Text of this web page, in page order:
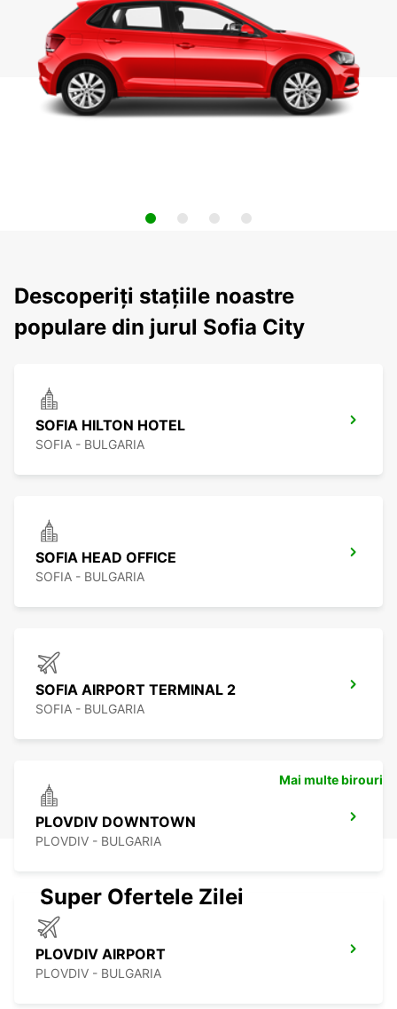
Descoperiți stațiile noastre
populare din jurul Sofia City
SOFIA HILTON HOTEL
SOFIA - BULGARIA
SOFIA HEAD OFFICE
SOFIA - BULGARIA
SOFIA AIRPORT TERMINAL 2
SOFIA - BULGARIA
PLOVDIV DOWNTOWN
PLOVDIV - BULGARIA
PLOVDIV AIRPORT
PLOVDIV - BULGARIA
Mai multe birouri
Super Ofertele Zilei